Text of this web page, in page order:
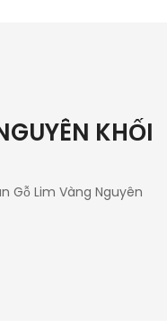
KHỐI
Gỗ Lim Vàng Nguyên